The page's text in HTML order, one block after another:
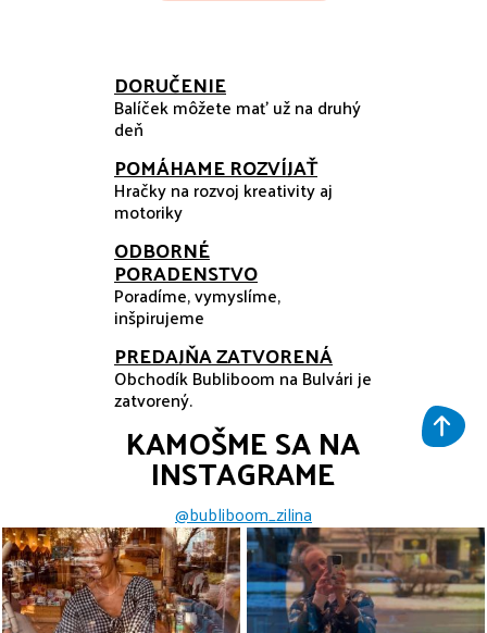
DORUČENIE
Balíček môžete mať už na druhý
deň
POMÁHAME ROZVÍJAŤ
Hračky na rozvoj kreativity aj
motoriky
ODBORNÉ
PORADENSTVO
Poradíme, vymyslíme,
inšpirujeme
PREDAJŇA ZATVORENÁ
Obchodík Bubliboom na Bulvári je
zatvorený.
KAMOŠME SA NA
INSTAGRAME
@bubliboom_zilina